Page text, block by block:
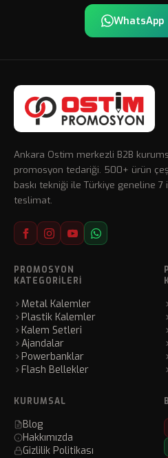
WhatsApp
Ankara Ostim merkezli B2B
promosyon tedariği. 500+ ürün
baskı tekniği ile Türkiye geneline 7
teslimat.
PROMOSYON
KATEGORILERI
Metal Kalemler
Plastik Kalemler
Kalem Setleri
Ajandalar
Powerbanklar
Flash Bellekler
KURUMSAL
Blog
Hakkımızda
Gizlilik Politikası